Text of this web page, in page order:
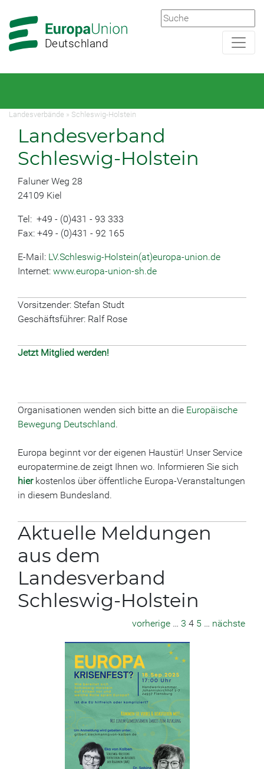
Hauptnavigation
Hauptbereich
Deutschland
Landesverbände » Schleswig-Holstein
Landesverband
Schleswig-Holstein
Faluner Weg 28
24109 Kiel
Tel: +49 - (0)431 - 93 333
Fax: +49 - (0)431 - 92 165
E-Mail: LV.Schleswig-Holstein(at)europa-union.de
Internet: www.europa-union-sh.de
Vorsitzender: Stefan Studt
Geschäftsführer: Ralf Rose
Jetzt Mitglied werden!
Organisationen wenden sich bitte an die Europäische
Bewegung Deutschland.
Europa beginnt vor der eigenen Haustür! Unser Service
europatermine.de zeigt Ihnen wo. Informieren Sie sich
hierkostenlos über öffentliche Europa-Veranstaltungen
in diesem Bundesland.
Aktuelle Meldungen
aus dem
Landesverband
Schleswig-Holstein
vorherige … 3 4 5 … nächste